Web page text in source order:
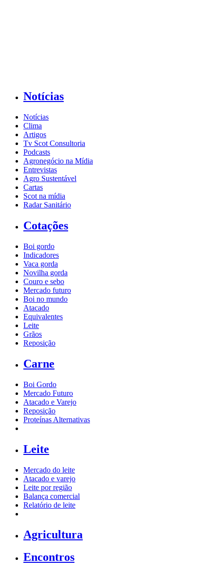
Notícias
Notícias
Clima
Artigos
Tv Scot Consultoria
Podcasts
Agronegócio na Mídia
Entrevistas
Agro Sustentável
Cartas
Scot na mídia
Radar Sanitário
Cotações
Boi gordo
Indicadores
Vaca gorda
Novilha gorda
Couro e sebo
Mercado futuro
Boi no mundo
Atacado
Equivalentes
Leite
Grãos
Reposição
Carne
Boi Gordo
Mercado Futuro
Atacado e Varejo
Reposição
Proteínas Alternativas
Leite
Mercado do leite
Atacado e varejo
Leite por região
Balança comercial
Relatório de leite
Agricultura
Encontros